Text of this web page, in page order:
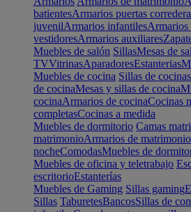
batientesArmarios puertas
juvenilArmarios infantilesArmarios
vestidoresArmarios auxiliares
Muebles de salón SillasMesas de
TVVitrinasAparadoresEstanterias
Muebles de cocina Sillas de cocinas
de cocinaMesas y sillas de cocina
cocinaArmarios de cocinaCocinas
completasCocinas a medida
Muebles de dormitorio Camas
matrimonioArmarios de matrimonio
nocheComodasMuebles de
Muebles de oficina y teletrabajo
escritorioEstanterías
Muebles de Gaming Sillas gaming
Sillas TaburetesBancosSillas de